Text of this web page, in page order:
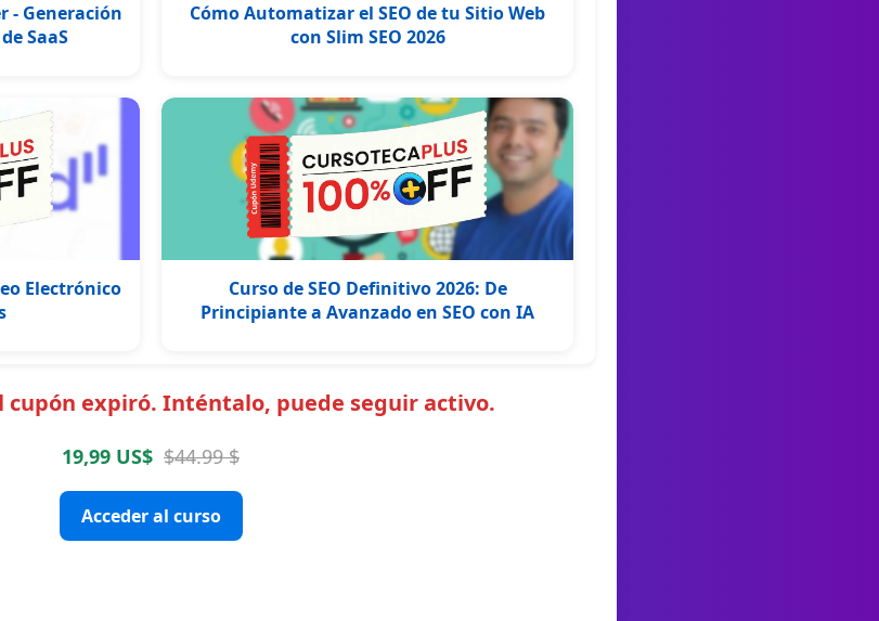
- Generación
SaaS
Cómo Automatizar el SEO de tu Sitio Web
con Slim SEO 2026
Electrónico
Curso de SEO Definitivo 2026: De
Principiante a Avanzado en SEO con IA
cupón expiró. Inténtalo, puede seguir activo.
19,99 US$ $44.99 $
Acceder al curso